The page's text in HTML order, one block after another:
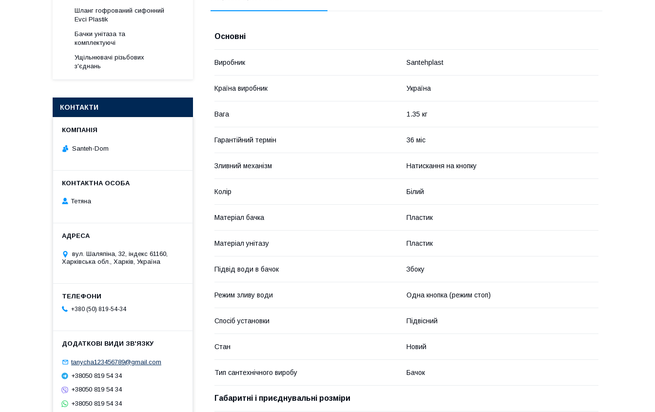
Основні
Виробник Santehplast
Країна виробник Україна
Вага 1.35 кг
Гарантійний термін 36 міс
Зливний механізм Натискання на кнопку
Колір Білий
Матеріал бачка Пластик
Матеріал унітазу Пластик
Підвід води в бачок Збоку
Режим зливу води Одна кнопка (режим стоп)
Спосіб установки Підвісний
Стан Новий
Тип сантехнічного виробу Бачок
Габаритні і приєднувальні розміри
Шланг гофрований сифонний
Evci Plastik
Бачки унітаза та
комплектуючі
Ущільнювачі різьбових
з'єднань
КОНТАКТИ
Santeh-Dom
Тетяна
вул. Шаляпіна, 32, індекс 61160,
Харківська обл., Харків, Україна
+380 (50) 819-54-34
tanycha123456789@gmail.com
+38050 819 54 34
+38050 819 54 34
+38050 819 54 34